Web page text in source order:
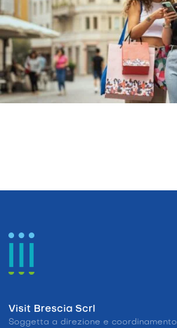
Visit Brescia Scrl
Soggetta a direzione e coordinamento